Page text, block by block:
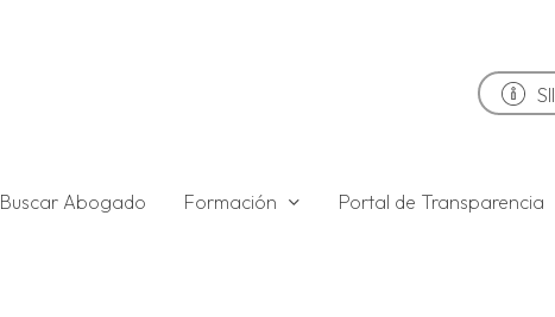
SII
Buscar Abogado Formación Portal de Transparencia